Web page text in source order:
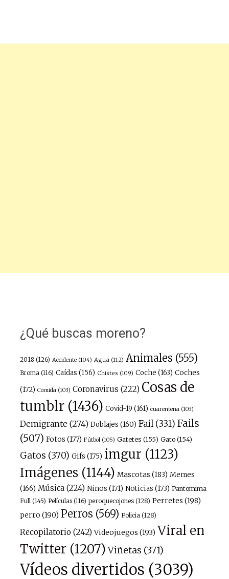
¿Qué buscas moreno?
2018 (126) Accidente(104) Agua (112) Animales (555)
Broma (116) Caídas (156) Chistes (109) Coche (163) Coches
(172) Comida(103) Coronavirus (222) Cosas de
tumblr(1436) Covid-19 (161) cuarentena(103)
Demigrante(274) Doblajes (160) Fail(331) Fails
(507) Fotos (177) Fútbol (105) Gatetes (155) Gato(154)
Gatos (370) Gifs (175) imgur (1123)
Imágenes(1144) Mascotas (183) Memes
(166) Música (224) Niños (171) Noticias (173) Pantomima
Full (145) Películas(116) peroquecojones(128) Perretes (198)
perro (190) Perros (569) Policia (128)
Recopilatorio (242) Videojuegos (193) Viral en
Twitter (1207) Viñetas (371)
Vídeos divertidos (3039)